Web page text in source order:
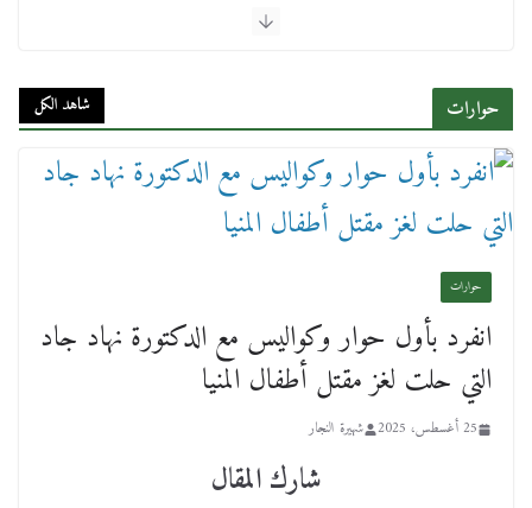
حوارات شاهد الكل
حوارات
انفرد بأول حوار وكواليس مع الدكتورة نهاد جاد
التي حلت لغز مقتل أطفال المنيا
25 أغسطس، 2025 شهيرة النجار
شارك المقال